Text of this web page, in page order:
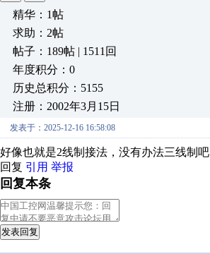
精华：1帖
求助：2帖
帖子：189帖 | 1511回
年度积分：0
历史总积分：5155
注册：2002年3月15日
发表于：2025-12-16 16:58:08
好像也就是2线制接法，没有办法三线制吧
回复 引用 举报
回复本条
发表回复